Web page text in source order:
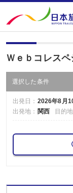
Ｗｅｂコレスペ
選択した条件
出発日： 2026年8月
出発地： 関西 目的地